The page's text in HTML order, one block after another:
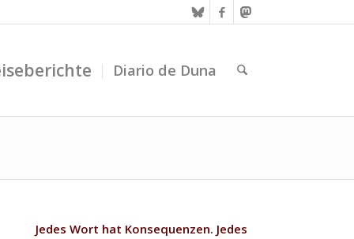
Diario de Duna
Jedes Wort hat Konsequenzen. Jedes